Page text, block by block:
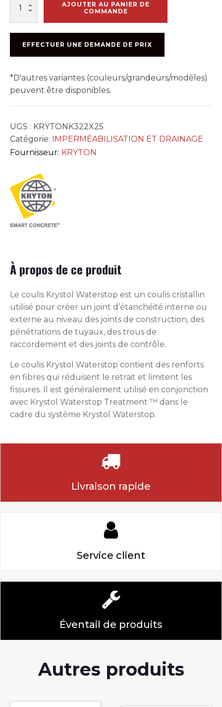
KRYSTOL
AJOUTER AU PANIER DE
COMMANDE
EFFECTUER UNE DEMANDE DE PRIX
*D'autres variantes (couleurs/grandeurs/modèles)
peuvent être disponibles.
UGS : KRYTONK322X25
Catégorie:
IMPERMÉABILISATION ET DRAINAGE
Fournisseur: KRYTON
À propos de ce produit
Le coulis Krystol Waterstop est un coulis cristallin
utilisé pour créer un joint d’étanchéité interne ou
externe au niveau des joints de construction, des
pénétrations de tuyaux, des trous de
raccordement et des joints de contrôle.
Le coulis Krystol Waterstop contient des renforts
en fibres qui réduisent le retrait et limitent les
fissures. Il est généralement utilisé en conjonction
avec Krystol Waterstop Treatment ™ dans le
cadre du système Krystol Waterstop.
Livraison rapide
Service client
Éventail de produits
Autres produits